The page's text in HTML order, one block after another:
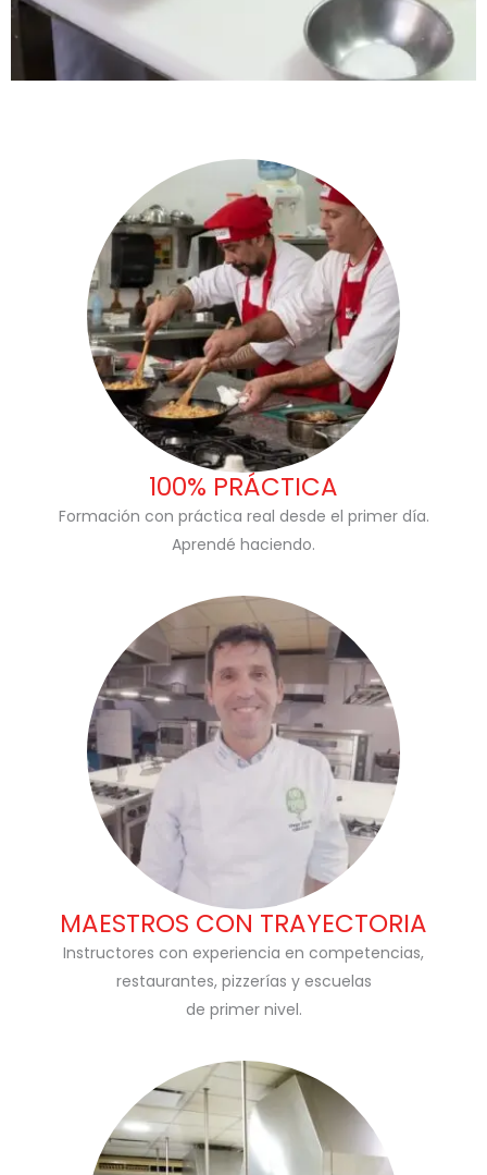
100% PRÁCTICA
Formación con práctica real desde el primer día.
Aprendé haciendo.
MAESTROS CON TRAYECTORIA
Instructores con experiencia en competencias,
restaurantes, pizzerías y escuelas
de primer nivel.